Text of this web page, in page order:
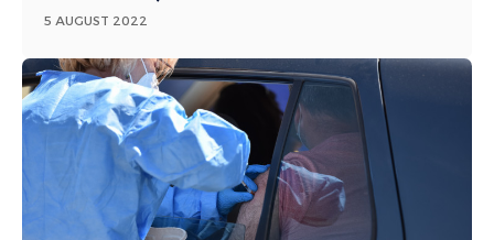
5 AUGUST 2022